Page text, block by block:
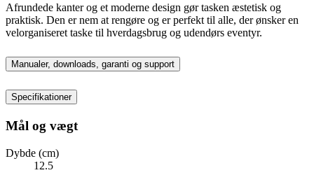
Afrundede kanter og et moderne design gør tasken æstetisk og
praktisk. Den er nem at rengøre og er perfekt til alle, der ønsker en
velorganiseret taske til hverdagsbrug og udendørs eventyr.
Manualer, downloads, garanti og support
Specifikationer
Mål og vægt
Dybde (cm)
12.5